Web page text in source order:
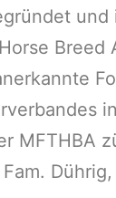
MFTHBA